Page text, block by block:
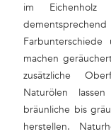
im Eichenholz
machen
zusätzliche
Naturölen
bräunliche bis
herstellen.